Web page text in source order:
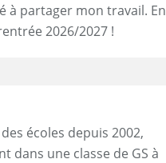
à partager mon travail. En
2026/2027 !
écoles depuis 2002,
dans une classe de GS à